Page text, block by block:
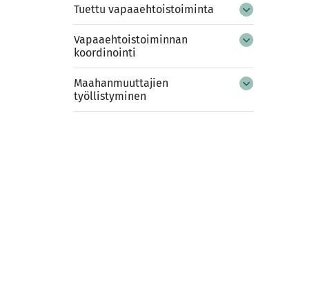
Tuettu vapaaehtoistoiminta
Vapaaehtoistoiminnan
koordinointi
Maahanmuuttajien
työllistyminen